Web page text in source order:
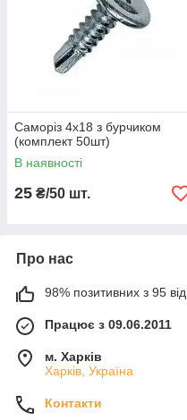
Саморіз 4х18 з бурчиком
(комплект 50шт)
В наявності
25 ₴/50 шт.
Про нас
98% позитивних з 95
Працює з 09.06.2011
м. Харків
Харків, Україна
Контакти